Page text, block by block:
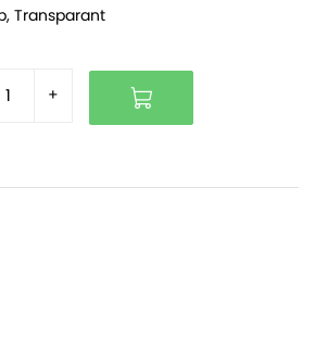
Transparant
+